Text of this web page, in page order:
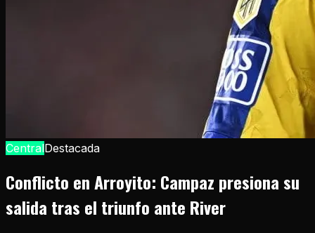
CentralDestacada
Conflicto en Arroyito: Campaz presiona su
salida tras el triunfo ante River